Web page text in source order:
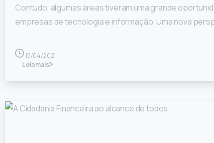
Contudo, algumas áreas tiveram uma grande
empresas de tecnologia e informação. Uma nova
15/04/2021
Leia mais